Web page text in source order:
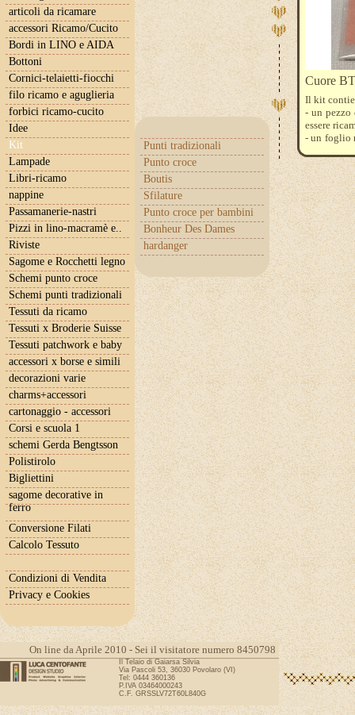
articoli da ricamare
accessori Ricamo/Cucito
Bordi in LINO e AIDA
Bottoni
Cornici-telaietti-fiocchi
filo ricamo e aguglieria
forbici ricamo-cucito
Idee
Kit
Punti tradizionali
Punto croce
Boutis
Sfilature
Punto croce per bambini
Bonheur Des Dames
hardanger
Lampade
Libri-ricamo
nappine
Passamanerie-nastri
Pizzi in lino-macramè e..
Riviste
Sagome e Rocchetti legno
Schemi punto croce
Schemi punti tradizionali
Tessuti da ricamo
Tessuti x Broderie Suisse
Tessuti patchwork e baby
accessori x borse e simili
decorazioni varie
charms+accessori
cartonaggio - accessori
Corsi e scuola 1
schemi Gerda Bengtsson
Polistirolo
Bigliettini
sagome decorative in
ferro
Conversione Filati
Calcolo Tessuto
Condizioni di Vendita
Privacy e Cookies
Cuore
Il kit
- un pezzo
essere
- un foglio
- un
On line da Aprile 2010 - Sei il visitatore numero 8450798
Il Telaio di Gaiarsa Silvia
Via Pascoli 53, 36030 Povolaro (VI)
Tel: 0444 360136
P.IVA 03464000243
C.F. GRSSLV72T60L840G